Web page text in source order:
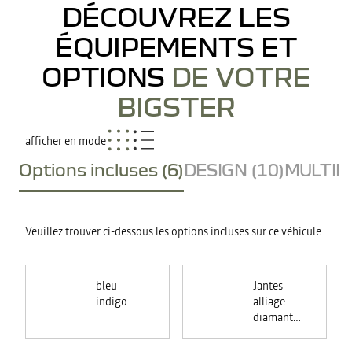
DÉCOUVREZ LES
ÉQUIPEMENTS ET
OPTIONS DE VOTRE
BIGSTER
afficher en mode
Options incluses (6)DESIGN (10)
Veuillez trouver ci-dessous les options incluses sur ce véhicule
bleu
indigo
Jantes
alliage
diamantées